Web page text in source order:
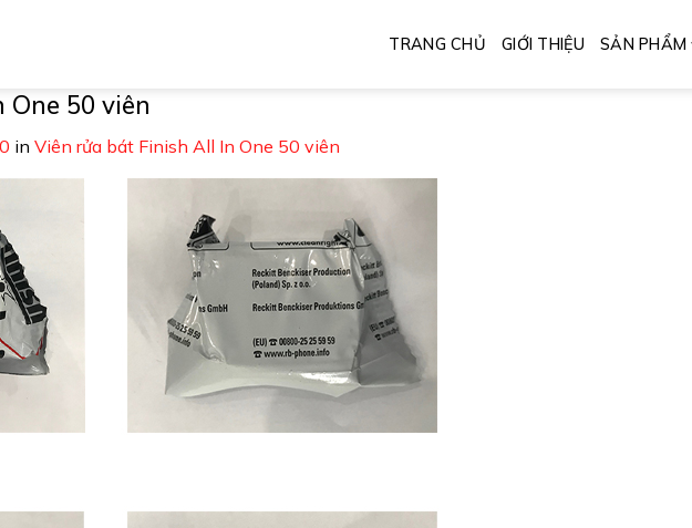
TRANG CHỦ GIỚI THIỆU SẢN PHẨM
50 viên
in Viên rửa bát Finish All In One 50 viên